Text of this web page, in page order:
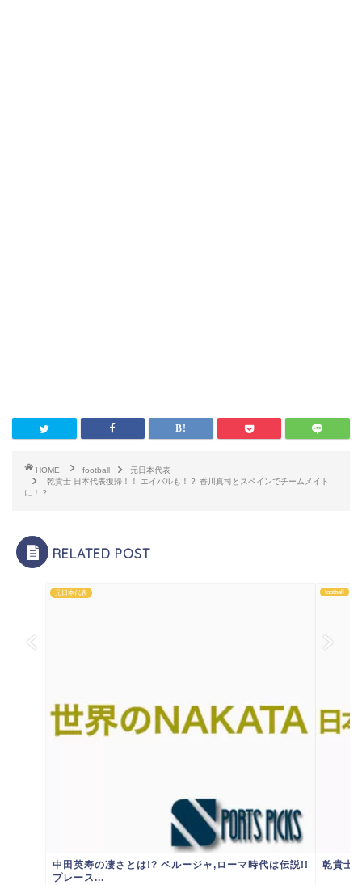
HOME football
元日本代表
乾貴士 日本代表復帰！！ エイバルも！？ 香川真司とスペインでチームメイト
に！？
RELATED POST
元日本代表
中田英寿の凄さとは!? ペルージャ,ローマ時代は伝説!!
プレース...
football
乾貴士